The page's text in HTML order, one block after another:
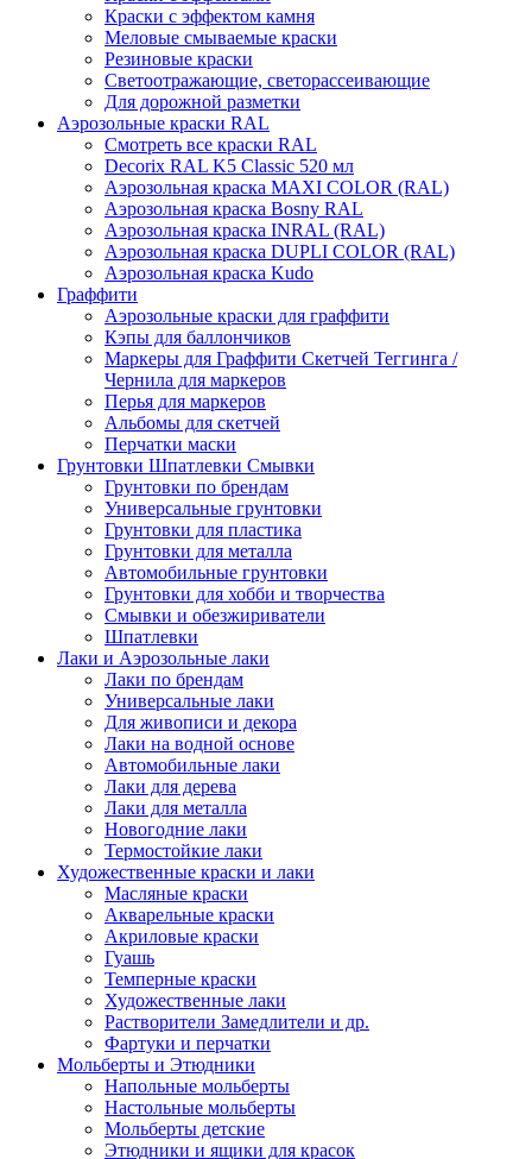
Краски с эффектом камня
Меловые смываемые краски
Резиновые краски
Светоотражающие, светорассеивающие
Для дорожной разметки
Аэрозольные краски RAL
Смотреть все краски RAL
Decorix RAL K5 Classic 520 мл
Аэрозольная краска MAXI COLOR (RAL)
Аэрозольная краска Bosny RAL
Аэрозольная краска INRAL (RAL)
Аэрозольная краска DUPLI COLOR (RAL)
Аэрозольная краска Kudo
Граффити
Аэрозольные краски для граффити
Кэпы для баллончиков
Маркеры для Граффити Скетчей Теггинга /
Чернила для маркеров
Перья для маркеров
Альбомы для скетчей
Перчатки маски
Грунтовки Шпатлевки Смывки
Грунтовки по брендам
Универсальные грунтовки
Грунтовки для пластика
Грунтовки для металла
Автомобильные грунтовки
Грунтовки для хобби и творчества
Смывки и обезжириватели
Шпатлевки
Лаки и Аэрозольные лаки
Лаки по брендам
Универсальные лаки
Для живописи и декора
Лаки на водной основе
Автомобильные лаки
Лаки для дерева
Лаки для металла
Новогодние лаки
Термостойкие лаки
Художественные краски и лаки
Масляные краски
Акварельные краски
Акриловые краски
Гуашь
Темперные краски
Художественные лаки
Растворители Замедлители и др.
Фартуки и перчатки
Мольберты и Этюдники
Напольные мольберты
Настольные мольберты
Мольберты детские
Этюдники и ящики для красок